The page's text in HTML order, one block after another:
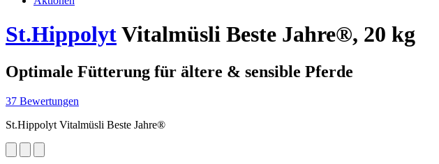
St.HippolytVitalmüsli Beste Jahre®, 20 kg
Optimale Fütterung für ältere & sensible Pferde
37 Bewertungen
St.Hippolyt Vitalmüsli Beste Jahre®